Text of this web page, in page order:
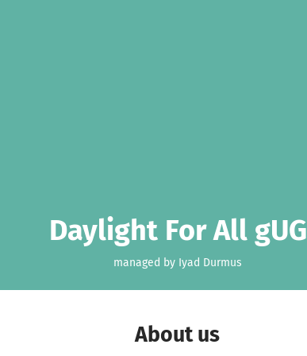
Daylight For All gUG
managed by Iyad Durmus
About us